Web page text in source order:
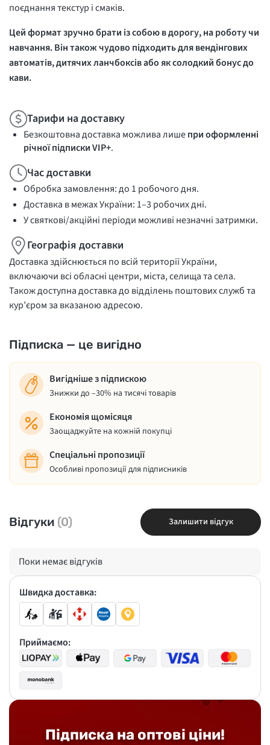
поєднання текстур і смаків.
Цей формат зручно брати із собою в дорогу, на роботу чи
навчання. Він також чудово підходить для вендінгових
автоматів, дитячих ланчбоксів або як солодкий бонус до
кави.
Тарифи на доставку
Безкоштовна доставка можлива лишепри оформленні
річної підписки VIP+.
Час доставки
Обробка замовлення: до 1 робочого дня.
Доставка в межах України: 1–3 робочих дні.
У святкові/акційні періоди можливі незначні затримки.
Географія доставки
Доставка здійснюється по всій території України,
включаючи всі обласні центри, міста, селища та села.
Також доступна доставка до відділень поштових служб та
кур’єром за вказаною адресою.
Підписка — це вигідно
Вигідніше з підпискою
Знижки до –30% на тисячі товарів
Економія щомісяця
Заощаджуйте на кожній покупці
Спеціальні пропозиції
Особливі пропозиції для підписників
Відгуки (0) Залишити відгук
Поки немає відгуків
Підписка на оптові ціни!
Швидка доставка:
Приймаємо: